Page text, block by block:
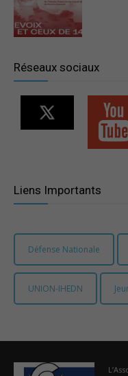
Réseaux sociaux
Liens Importants
Défense Nationale
UNION-IHEDN